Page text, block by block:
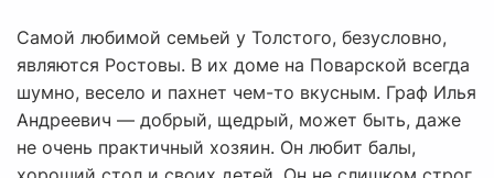
Самой любимой семьей у Толстого, безусловно,
являются Ростовы. В их доме на Поварской всегда
шумно, весело и пахнет чем-то вкусным. Граф Илья
Андреевич — добрый, щедрый, может быть, даже
не очень практичный хозяин. Он любит балы,